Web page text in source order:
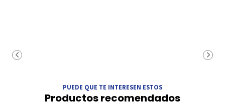
PUEDE QUE TE INTERESEN ESTOS
Productos recomendados